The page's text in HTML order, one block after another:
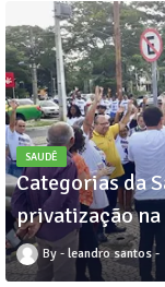
SAUDÊ
Categorias da
privatização
leandro santos